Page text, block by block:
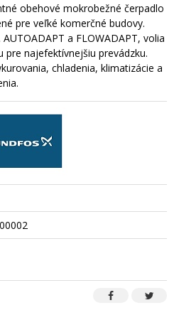
obehové mokrobežné čerpadlo
pre veľké komerčné budovy.
a FLOWADAPT, volia
najefektívnejšiu prevádzku.
chladenia, klimatizácie a